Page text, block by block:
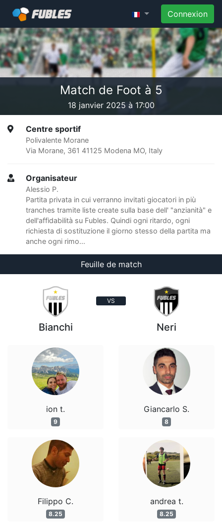
Connexion
Match de Foot à 5
18 janvier 2025 à 17:00
Centre sportif
Polivalente Morane
Via Morane, 361 41125 Modena MO, Italy
Organisateur
Alessio P.
Partita privata in cui verranno invitati giocatori in più
tranches tramite liste create sulla base dell' "anzianità" e
dell'affidabilità su Fubles. Quindi ogni ritardo, ogni
richiesta di sostituzione il giorno stesso della partita ma
anche ogni rimo...
Feuille de match
VS
Bianchi
ion t.
9
Filippo C.
8.25
Neri
Giancarlo S.
8
andrea t.
8.25